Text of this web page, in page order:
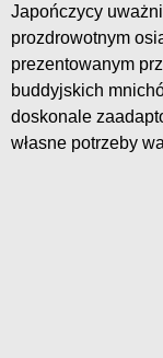
Japończycy
prozdrowotnym
prezentowanym
buddyjskich
doskonale
własne potrzeby